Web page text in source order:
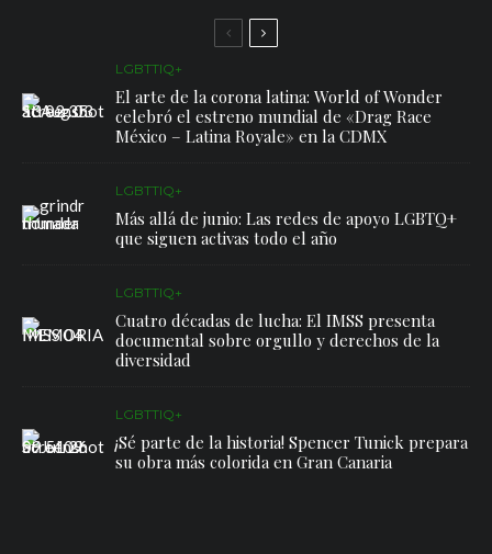
LGBTTIQ+
El arte de la corona latina: World of Wonder
celebró el estreno mundial de «Drag Race
México – Latina Royale» en la CDMX
LGBTTIQ+
Más allá de junio: Las redes de apoyo LGBTQ+
que siguen activas todo el año
LGBTTIQ+
Cuatro décadas de lucha: El IMSS presenta
documental sobre orgullo y derechos de la
diversidad
LGBTTIQ+
¡Sé parte de la historia! Spencer Tunick prepara
su obra más colorida en Gran Canaria